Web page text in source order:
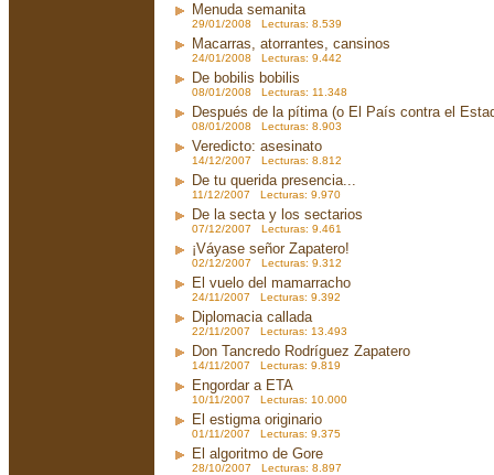
Menuda semanita
29/01/2008 Lecturas: 8.539
Macarras, atorrantes, cansinos
24/01/2008 Lecturas: 9.442
De bobilis bobilis
08/01/2008 Lecturas: 11.348
Después de la pítima (o El País contra el
08/01/2008 Lecturas: 8.903
Veredicto: asesinato
14/12/2007 Lecturas: 8.812
De tu querida presencia...
11/12/2007 Lecturas: 9.970
De la secta y los sectarios
07/12/2007 Lecturas: 9.461
¡Váyase señor Zapatero!
02/12/2007 Lecturas: 9.312
El vuelo del mamarracho
24/11/2007 Lecturas: 9.392
Diplomacia callada
22/11/2007 Lecturas: 13.493
Don Tancredo Rodríguez Zapatero
14/11/2007 Lecturas: 9.819
Engordar a ETA
10/11/2007 Lecturas: 10.000
El estigma originario
01/11/2007 Lecturas: 9.375
El algoritmo de Gore
28/10/2007 Lecturas: 8.897